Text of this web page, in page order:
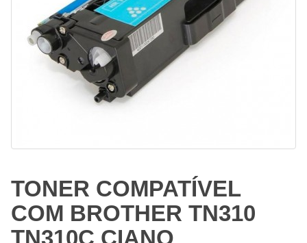
TONER COMPATÍVEL
COM BROTHER TN310
TN310C CIANO